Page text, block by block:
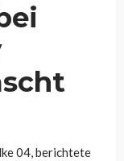
04, berichtete